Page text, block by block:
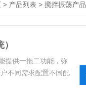
> 产品列表 > 搅拌振荡产品
提供一拖二功能，弥
不同需求配置不同配